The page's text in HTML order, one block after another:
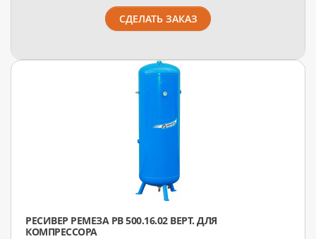
СДЕЛАТЬ ЗАКАЗ
РЕСИВЕР РЕМЕЗА РВ 500.16.02 ВЕРТ. ДЛЯ
КОМПРЕССОРА